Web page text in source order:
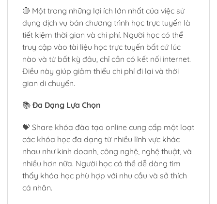
🔴 Một trong những lợi ích lớn nhất của việc sử
dụng dịch vụ bán chương trình học trực tuyến là
tiết kiệm thời gian và chi phí. Người học có thể
truy cập vào tài liệu học trực tuyến bất cứ lúc
nào và từ bất kỳ đâu, chỉ cần có kết nối internet.
Điều này giúp giảm thiểu chi phí đi lại và thời
gian di chuyển.
📚 Đa Dạng Lựa Chọn
💝 Share khóa đào tạo online cung cấp một loạt
các khóa học đa dạng từ nhiều lĩnh vực khác
nhau như kinh doanh, công nghệ, nghệ thuật, và
nhiều hơn nữa. Người học có thể dễ dàng tìm
thấy khóa học phù hợp với nhu cầu và sở thích
cá nhân.